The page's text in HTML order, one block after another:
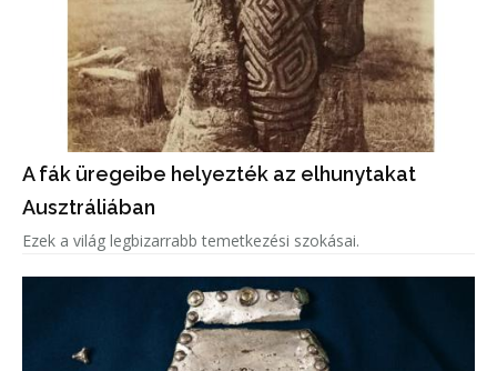
A fák üregeibe helyezték az elhunytakat
Ausztráliában
Ezek a világ legbizarrabb temetkezési szokásai.